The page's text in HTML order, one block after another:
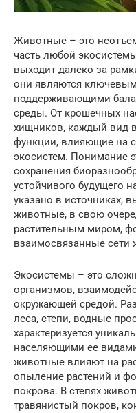
Животные – это
часть любой
выходит далеко за
они являются
поддерживающими
среды. От крошечных
хищников, каждый вид
функции, влияющие на
экосистем. Понимание
сохранения
устойчивого будущего
указано в источниках,
животные, в свою
растительным миром,
взаимосвязанные сети
Экосистемы – это
организмов,
окружающей средой.
леса, степи, водные
характеризуется
населяющими ее
животные влияют на
опыление растений и
покрова. В степях
травянистый покров,